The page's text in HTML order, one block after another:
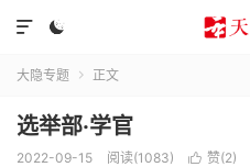


大隐专题  正文
选举部·学官
2022-09-15 阅读(1083)  赞(2)